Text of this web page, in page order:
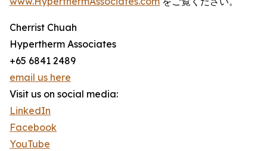
Cherrist Chuah
Hypertherm Associates
+65 6841 2489
email us here
Visit us on social media:
LinkedIn
Facebook
YouTube